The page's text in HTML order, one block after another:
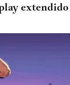
extendido